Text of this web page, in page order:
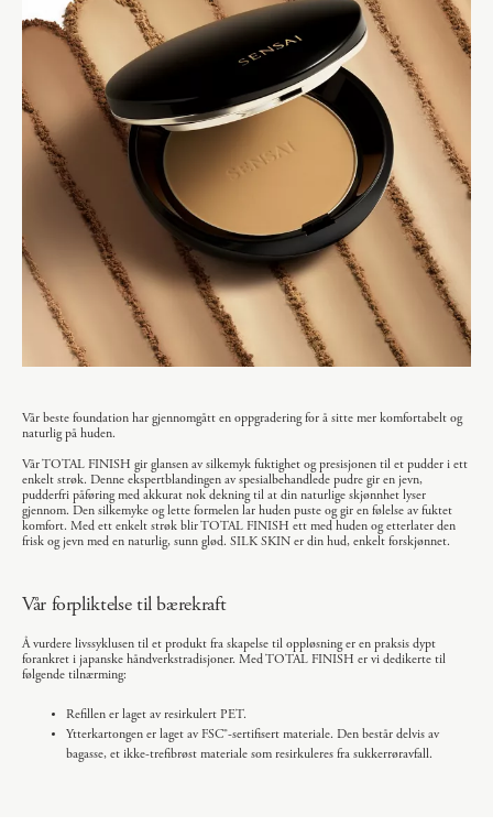
Vår beste foundation har gjennomgått en oppgradering for å sitte mer komfortabelt og
naturlig på huden.
Vår TOTAL FINISH gir glansen av silkemyk fuktighet og presisjonen til et pudder i ett
enkelt strøk. Denne ekspertblandingen av spesialbehandlede pudre gir en jevn,
pudderfri påføring med akkurat nok dekning til at din naturlige skjønnhet lyser
gjennom. Den silkemyke og lette formelen lar huden puste og gir en følelse av fuktet
komfort. Med ett enkelt strøk blir TOTAL FINISH ett med huden og etterlater den
frisk og jevn med en naturlig, sunn glød. SILK SKIN er din hud, enkelt forskjønnet.
Vår forpliktelse til bærekraft
Å vurdere livssyklusen til et produkt fra skapelse til oppløsning er en praksis dypt
forankret i japanske håndverkstradisjoner. Med TOTAL FINISH er vi dedikerte til
følgende tilnærming:
Refillen er laget av resirkulert PET.
Ytterkartongen er laget av FSC®-sertifisert materiale. Den består delvis av
bagasse, et ikke-trefibrøst materiale som resirkuleres fra sukkerrøravfall.